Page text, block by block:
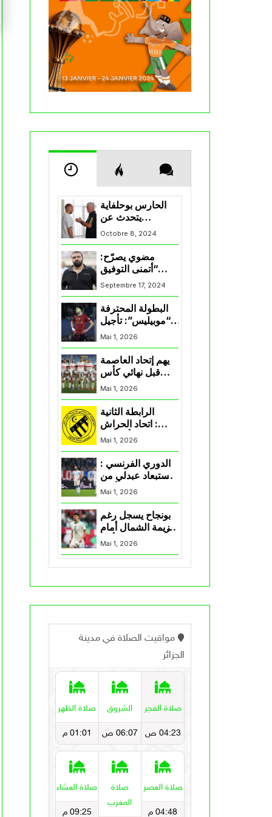
الحارس بوحلفاية
يتحدث عن
طموحاته مع
المنتخب و شباب
قسنطينة
Octobre 8, 2024
مضوي يصرّح:
“أتمنى التوفيق
لممثلي الكرة
الجزائرية في
Septembre 17, 2024
البطولة المحترفة
“موبيليس”: تأجيل
مباراة إتحاد
العاصمة وأتلتيك
بارادو
Mai 1, 2026
يهم إتحاد العاصمة
قبل نهائي كأس
اكاف : الزمالك
يسقط بثلاثية أمام
Mai 1, 2026
الرابطة الثانية
: اتحاد الحراش
يحسم التأهل إلى
“البلاي أوف”
Mai 1, 2026
الدوري الفرنسي :
استبعاد عبدلي من
قائمة مرسيليا أمام
Mai 1, 2026
بونجاح يسجل رغم
هزيمة الشمال أمام
السد في كأس
Mai 1, 2026